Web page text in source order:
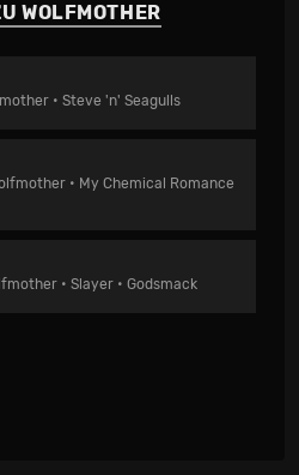
WOLFMOTHER
• Steve 'n' Seagulls
• My Chemical Romance
• Slayer • Godsmack